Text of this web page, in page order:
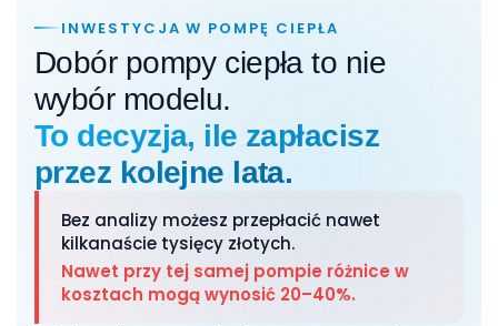
INWESTYCJA W POMPĘ CIEPŁA
Dobór pompy ciepła to nie
wybór modelu.
To decyzja, ile zapłacisz
przez kolejne lata.
Bez analizy możesz przepłacić nawet
kilkanaście tysięcy złotych.
Nawet przy tej samej pompie różnice w
kosztach mogą wynosić 20–40%.